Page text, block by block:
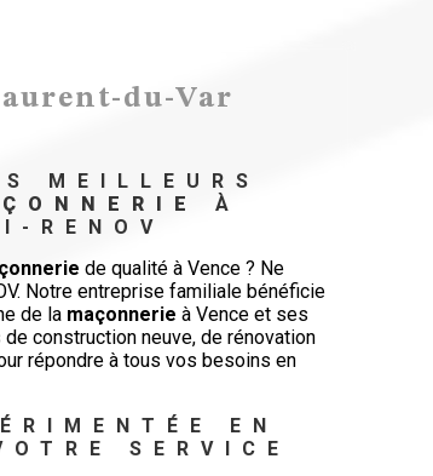
du-Var
MEILLEURS
À
RENOV
de qualité à Vence ? Ne
Notre entreprise familiale bénéficie
de la maçonnerie à Vence et ses
construction neuve, de rénovation
répondre à tous vos besoins en
EN
SERVICE